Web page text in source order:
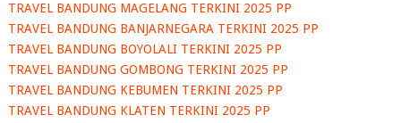
TRAVEL BANDUNG MAGELANG TERKINI 2025 PP
TRAVEL BANDUNG BANJARNEGARA TERKINI 2025 PP
TRAVEL BANDUNG BOYOLALI TERKINI 2025 PP
TRAVEL BANDUNG GOMBONG TERKINI 2025 PP
TRAVEL BANDUNG KEBUMEN TERKINI 2025 PP
TRAVEL BANDUNG KLATEN TERKINI 2025 PP